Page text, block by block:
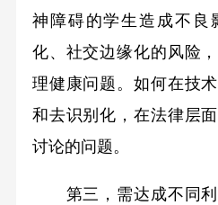
神障碍的学生造成不良
化、社交边缘化的风险
理健康问题。如何在技
和去识别化，在法律层
讨论的问题。
第三，需达成不同利